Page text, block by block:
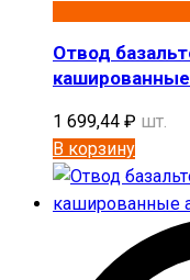
Отвод
1 699,44 ₽ шт.
В корзину